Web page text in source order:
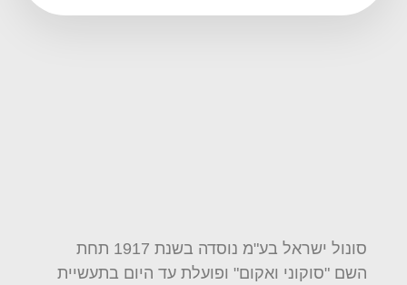
סונול ישראל בע"מ נוסדה בשנת 1917 תחת
השם "סוקוני ואקום" ופועלת עד היום בתעשיית